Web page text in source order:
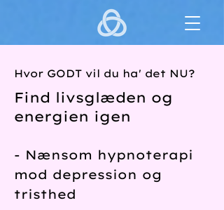
Hvor GODT vil du ha' det NU?
Find livsglæden og
energien igen
- Nænsom hypnoterapi
mod depression og
tristhed